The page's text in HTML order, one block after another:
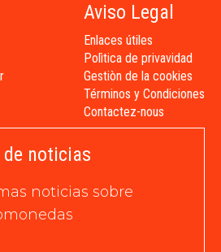
Aviso Legal
Enlaces útiles
Polìtica de privavidad
Gestiòn de la cookies
Términos y Condiciones
Contactez-nous
noticias
noticias sobre